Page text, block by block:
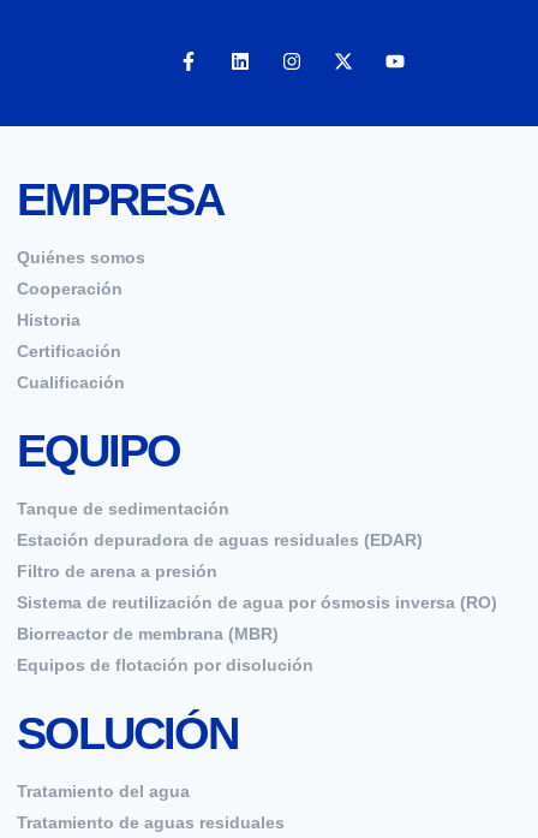
EMPRESA
Quiénes somos
Cooperación
Historia
Certificación
Cualificación
EQUIPO
Tanque de sedimentación
Estación depuradora de aguas residuales (EDAR)
Filtro de arena a presión
Sistema de reutilización de agua por ósmosis inversa (RO)
Biorreactor de membrana (MBR)
Equipos de flotación por disolución
SOLUCIÓN
Tratamiento del agua
Tratamiento de aguas residuales